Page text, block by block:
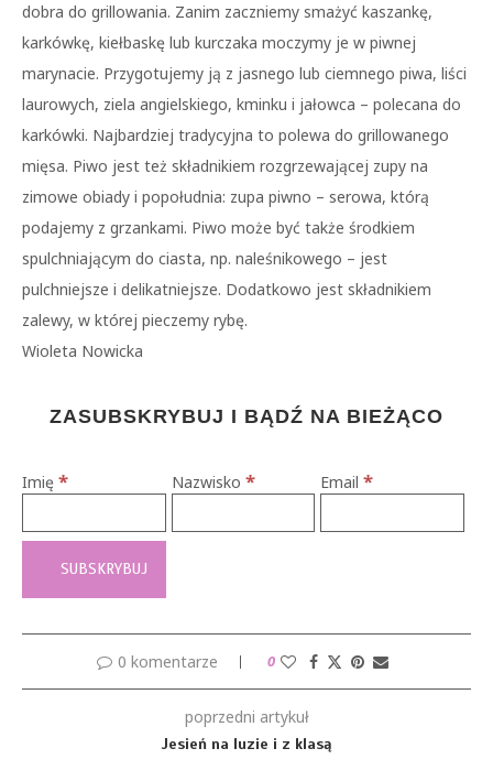
dobra do grillowania. Zanim zaczniemy smażyć kaszankę,
karkówkę, kiełbaskę lub kurczaka moczymy je w piwnej
marynacie. Przygotujemy ją z jasnego lub ciemnego piwa, liści
laurowych, ziela angielskiego, kminku i jałowca – polecana do
karkówki. Najbardziej tradycyjna to polewa do grillowanego
mięsa. Piwo jest też składnikiem rozgrzewającej zupy na
zimowe obiady i popołudnia: zupa piwno – serowa, którą
podajemy z grzankami. Piwo może być także środkiem
spulchniającym do ciasta, np. naleśnikowego – jest
pulchniejsze i delikatniejsze. Dodatkowo jest składnikiem
zalewy, w której pieczemy rybę.
Wioleta Nowicka
ZASUBSKRYBUJ I BĄDŹ NA BIEŻĄCO
Imię * Nazwisko * Email*
0 komentarze 0
poprzedni artykuł
Jesień na luzie i z klasą